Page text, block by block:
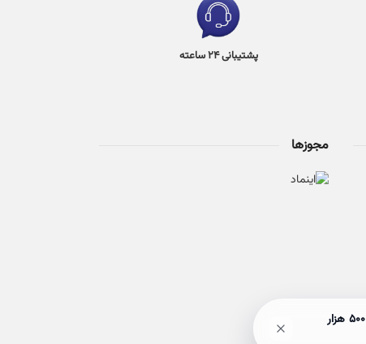
پشتیبانی 24 ساعته
مجوزها
🎉 حراج ۵۰٪ آخر هفته! با خرید بالای 3 میلیون تومان، هم ارسالت رایگان میشه، هم وارد قرعه‌کشی بن ۵۰۰ هزار